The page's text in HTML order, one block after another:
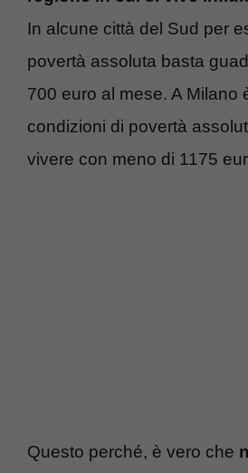
In alcune città del Sud per
povertà assoluta basta
700 euro al mese. A Milano
condizioni di povertà
vivere con meno di 1175
Questo perché, è vero che